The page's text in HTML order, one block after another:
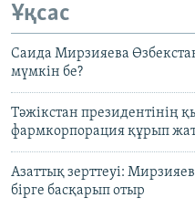
Ұқсас
Саида Мирзияева
мүмкін бе?
Тәжікстан президентінің
фармкорпорация құрып
Азаттық зерттеуі:
бірге басқарып отыр